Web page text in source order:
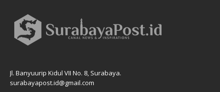
Jl. Banyuurip Kidul VII No. 8, Surabaya.
surabayapost.id@gmail.com